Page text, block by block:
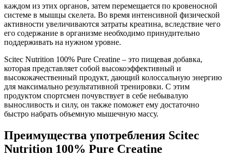
каждом из этих органов, затем перемещается по кровеносной
системе в мышцы скелета. Во время интенсивной физической
активности увеличиваются затраты креатина, вследствие чего
его содержание в организме необходимо принудительно
поддерживать на нужном уровне.
Scitec Nutrition 100% Pure Creatine – это пищевая добавка,
которая представляет собой высокоэффективный и
высококачественный продукт, дающий колоссальную энергию
для максимально результативной тренировки. С этим
продуктом спортсмен почувствует в себе небывалую
выносливость и силу, он также поможет ему достаточно
быстро набрать объемную мышечную массу.
Преимущества употребления Scitec
Nutrition 100% Pure Creatine